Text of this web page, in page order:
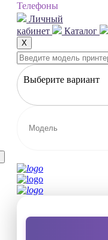
Телефоны
Личный
кабинет
Каталог
X
Выберите вариант